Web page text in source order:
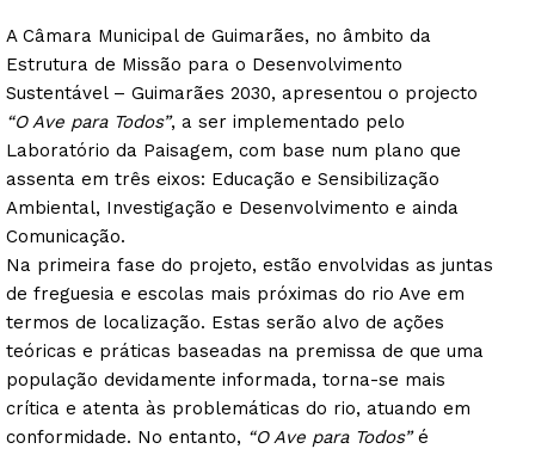
A Câmara Municipal de Guimarães, no âmbito da
Estrutura de Missão para o Desenvolvimento
Sustentável – Guimarães 2030, apresentou o projecto
“O Ave para Todos”, a ser implementado pelo
Laboratório da Paisagem, com base num plano que
assenta em três eixos: Educação e Sensibilização
Ambiental, Investigação e Desenvolvimento e ainda
Comunicação.
Na primeira fase do projeto, estão envolvidas as juntas
de freguesia e escolas mais próximas do rio Ave em
termos de localização. Estas serão alvo de ações
teóricas e práticas baseadas na premissa de que uma
população devidamente informada, torna-se mais
crítica e atenta às problemáticas do rio, atuando em
conformidade. No entanto, “O Ave para Todos”é